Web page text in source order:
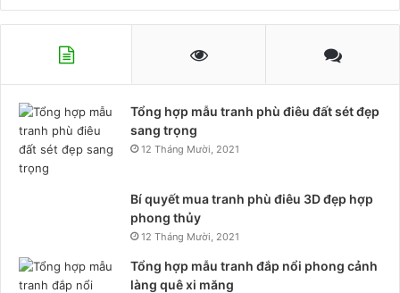
Tổng hợp mẫu tranh phù điêu đất sét đẹp
sang trọng
12 Tháng Mười, 2021
Bí quyết mua tranh phù điêu 3D đẹp hợp
phong thủy
12 Tháng Mười, 2021
Tổng hợp mẫu tranh đắp nổi phong cảnh
làng quê xi măng